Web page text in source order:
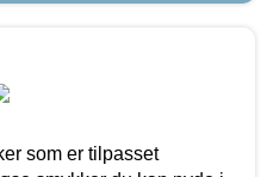
som er tilpasset